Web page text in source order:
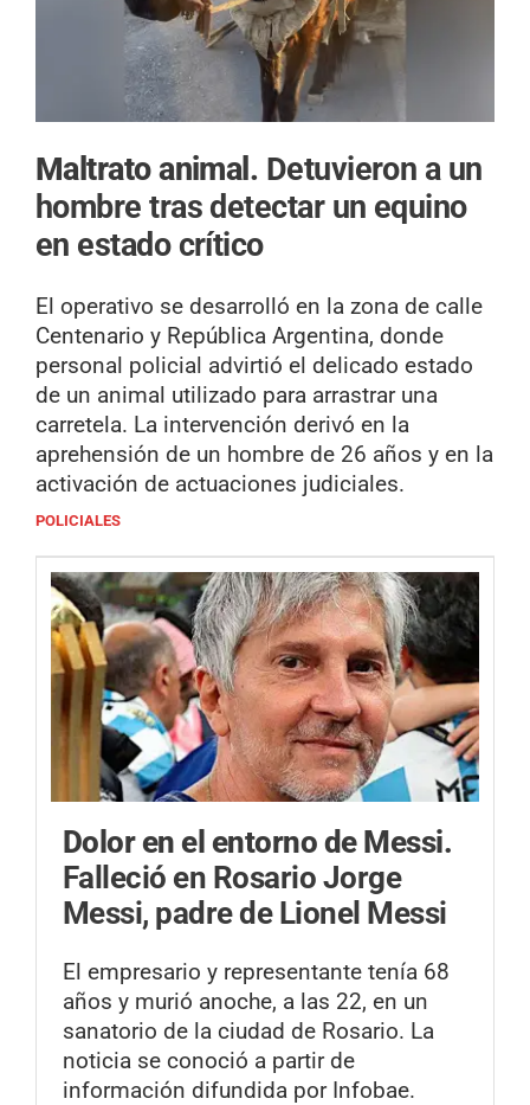
Maltrato animal. Detuvieron a un
hombre tras detectar un equino
en estado crítico
El operativo se desarrolló en la zona de calle
Centenario y República Argentina, donde
personal policial advirtió el delicado estado
de un animal utilizado para arrastrar una
carretela. La intervención derivó en la
aprehensión de un hombre de 26 años y en la
activación de actuaciones judiciales.
POLICIALES
Dolor en el entorno de Messi.
Falleció en Rosario Jorge
Messi, padre de Lionel Messi
El empresario y representante tenía 68
años y murió anoche, a las 22, en un
sanatorio de la ciudad de Rosario. La
noticia se conoció a partir de
información difundida por Infobae.